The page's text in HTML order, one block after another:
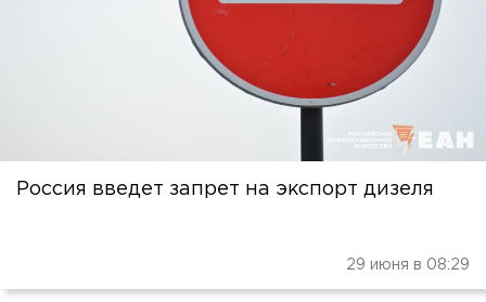
Россия введет запрет на экспорт дизеля
29 июня в 08:29